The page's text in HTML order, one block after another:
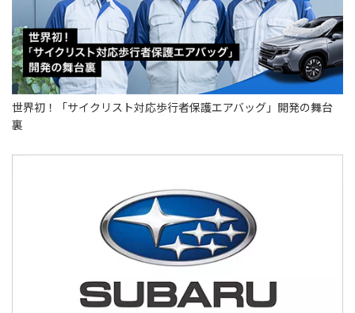
世界初！「サイクリスト対応歩行者保護エアバッグ」開発の舞台
裏